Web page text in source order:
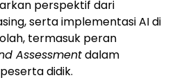
perspektif dari
serta implementasi AI di
termasuk peran
Assessmentdalam
didik.